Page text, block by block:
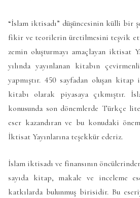
“İslam iktisadı” düşüncesinin külli bir
fikir ve teorilerin üretilmesini teşvik
zemin oluşturmayı amaçlayan iktisat
yılında yayınlanan kitabın
yapmıştır. 450 sayfadan oluşan
kitabı olarak piyasaya çıkmıştır.
konusunda son dönemlerde Türkçe
eser kazandıran ve bu konudaki
İktisat Yayınlarına teşekkür ederiz.
İslam iktisadı ve finansının
sayıda kitap, makale ve inceleme
katkılarda bulunmuş birisidir. Bu